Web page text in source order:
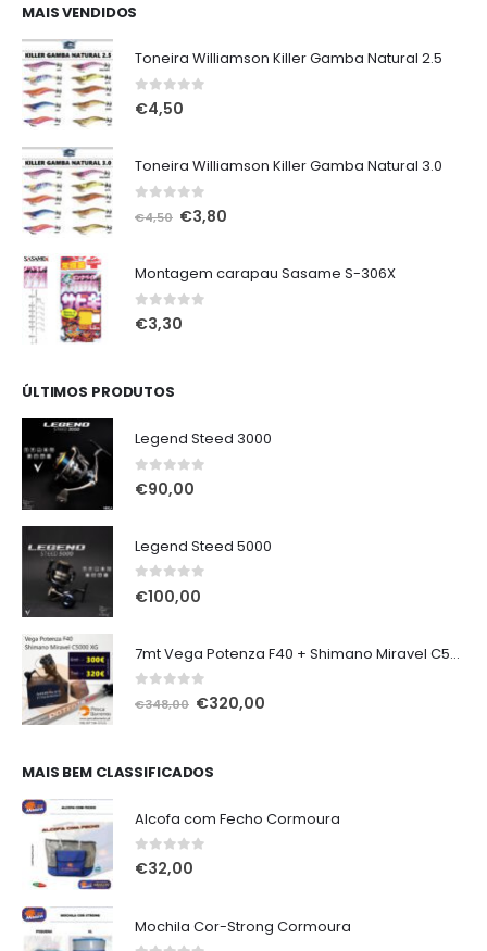
MAIS VENDIDOS
Toneira Williamson Killer Gamba Natural 2.5
0out of 5
€4,50
Toneira Williamson Killer Gamba Natural 3.0
out of 5
€4,50 O
era:
€4,50.
€3,80
é:
Montagem carapau Sasame S-306X
0out of 5
€3,30
ÚLTIMOS PRODUTOS
Legend Steed 3000
0out of 5
€90,00
Legend Steed 5000
0out of 5
€100,00
7mt Vega Potenza F40 + Shimano Miravel C5000 XG
€348,00 O
era:
€320,00
MAIS BEM CLASSIFICADOS
Alcofa com Fecho Cormoura
0out of 5
€32,00
Mochila Cor-Strong Cormoura